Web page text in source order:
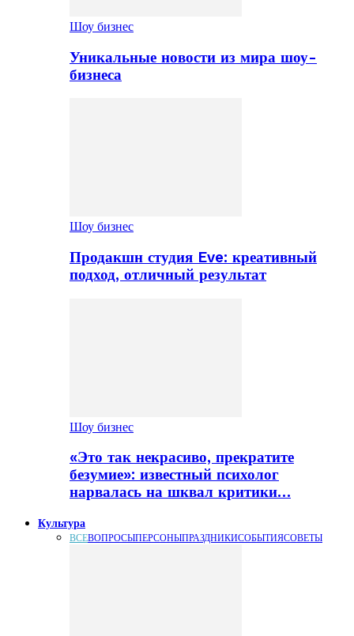
Шоу бизнес
Уникальные новости из мира шоу-
бизнеса
Шоу бизнес
Продакшн студия Eve: креативный
подход, отличный результат
Шоу бизнес
«Это так некрасиво, прекратите
безумие»: известный психолог
нарвалась на шквал критики…
Культура
ВСЕВОПРОСЫПЕРСОНЫПРАЗДНИКИСОБЫТИЯСОВЕТЫ